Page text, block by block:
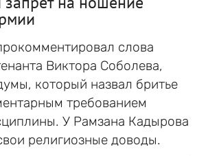
слова
Виктора Соболева,
который назвал бритье
требованием
У Рамзана Кадырова
религиозные доводы.